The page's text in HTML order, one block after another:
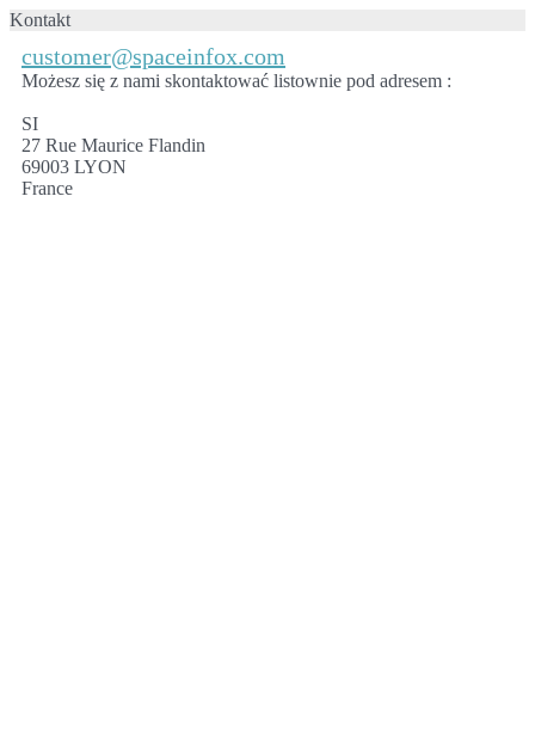
Kontakt
customer@spaceinfox.com
Możesz się z nami skontaktować listownie pod adresem :
SI
27 Rue Maurice Flandin
69003 LYON
France